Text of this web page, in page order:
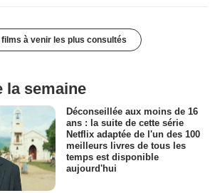
films à venir les plus consultés
la semaine
Déconseillée aux moins de 16
ans : la suite de cette série
Netflix adaptée de l'un des 100
meilleurs livres de tous les
temps est disponible
aujourd'hui